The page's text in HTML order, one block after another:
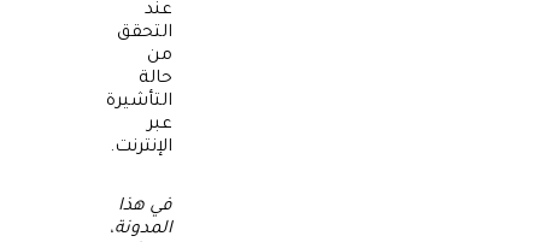
عند
التحقق
من
حالة
التأشيرة
عبر
الإنترنت.
في هذا
المدونة،